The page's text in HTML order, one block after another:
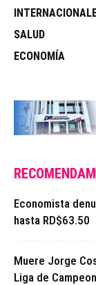
SALUD
ECONOMÍA
Economista
hasta RD$63.50
Muere Jorge
Liga de